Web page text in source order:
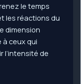
le temps
les réactions du
dimension
ceux qui
l’intensité de